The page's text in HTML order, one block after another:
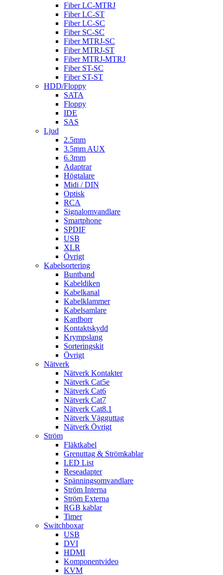
Fiber LC-MTRJ
Fiber LC-ST
Fiber LC-SC
Fiber SC-SC
Fiber MTRJ-SC
Fiber MTRJ-ST
Fiber MTRJ-MTRJ
Fiber ST-SC
Fiber ST-ST
HDD/Floppy
SATA
Floppy
IDE
SAS
Ljud
2.5mm
3.5mm AUX
6.3mm
Adaptrar
Högtalare
Midi / DIN
Optisk
RCA
Signalomvandlare
Smartphone
SPDIF
USB
XLR
Övrigt
Kabelsortering
Buntband
Kabeldiken
Kabelkanal
Kabelklammer
Kabelsamlare
Kardborr
Kontaktskydd
Krympslang
Sorteringskit
Övrigt
Nätverk
Nätverk Kontakter
Nätverk Cat5e
Nätverk Cat6
Nätverk Cat7
Nätverk Cat8.1
Nätverk Vägguttag
Nätverk Övrigt
Ström
Fläktkabel
Grenuttag & Strömkablar
LED List
Reseadapter
Spänningsomvandlare
Ström Interna
Ström Externa
RGB kablar
Timer
Switchboxar
USB
DVI
HDMI
Komponentvideo
KVM